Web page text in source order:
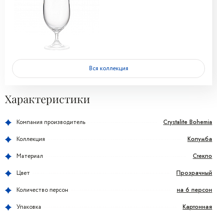
Вся коллекция
Характеристики
Компания производитель Crystalite Bohemia
Коллекция Колумба
Материал Стекло
Цвет Прозрачный
Количество персон на 6 персон
Упаковка Картонная